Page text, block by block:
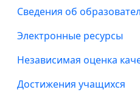
Сведения об
Электронные ресурсы
Независимая оценка
Достижения учащихся